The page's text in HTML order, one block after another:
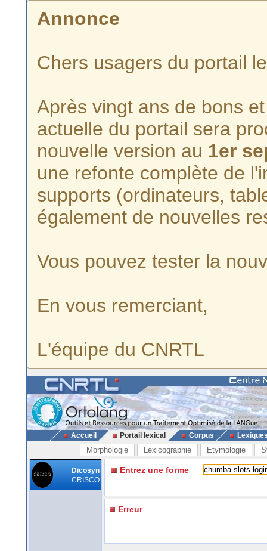
Annonce
Chers usagers du portail
Après vingt ans de bons
actuelle du portail sera
nouvelle version au 1er
une refonte complète de
supports (ordinateurs,
également de nouvelles
Vous pouvez tester la
En vous remerciant,
L'équipe du CNRTL
Accueil Portail lexical Corpus
Morphologie Lexicographie Etymologie
Dicosyn
CRISCO
Entrez une forme
Erreur